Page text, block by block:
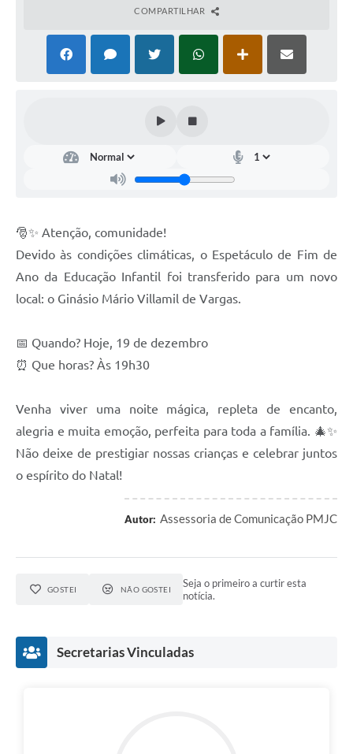
Certidão Negativa
Modelos de Requerimentos
Relatórios Anuais – Ouvidoria
Galeria de Fotos
Notícias
Carta de Serviços
Arquivos para Download
Contratos
Secretarias
COMPARTILHAR
🎅✨ Atenção, comunidade!
Devido às condições climáticas, o Espetáculo de Fim de
Ano da Educação Infantil foi transferido para um novo
local: o Ginásio Mário Villamil de Vargas.
📅 Quando? Hoje, 19 de dezembro
⏰ Que horas? Às 19h30
Venha viver uma noite mágica, repleta de encanto,
alegria e muita emoção, perfeita para toda a família. 🎄✨
Não deixe de prestigiar nossas crianças e celebrar juntos
o espírito do Natal!
Autor: Assessoria de Comunicação PMJC
GOSTEI NÃO GOSTEI
Seja o primeiro a curtir esta
notícia.
Secretarias Vinculadas